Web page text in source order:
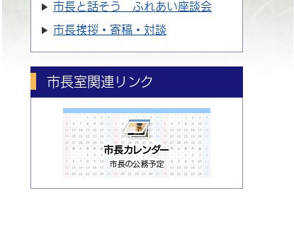
市長と話そう ふれあい座談会
市長挨拶・寄稿・対談
市長室関連リンク